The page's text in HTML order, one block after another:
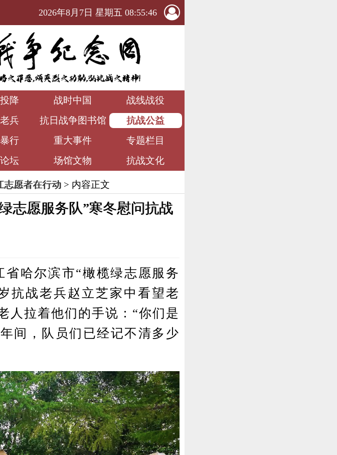
2026年8月7日 星期五 08:55:47
降 战时中国
战线战役
兵 抗日战争图书馆
抗战公益
行 重大事件
专题栏目
坛 场馆文物 抗战文化
志愿者在行动 > 内容正文
志愿服务队”寒冬慰问抗战
哈尔滨市“橄榄绿志愿服务
抗战老兵赵立芝家中看望老
人拉着他们的手说：“你们是
间，队员们已经记不清多少